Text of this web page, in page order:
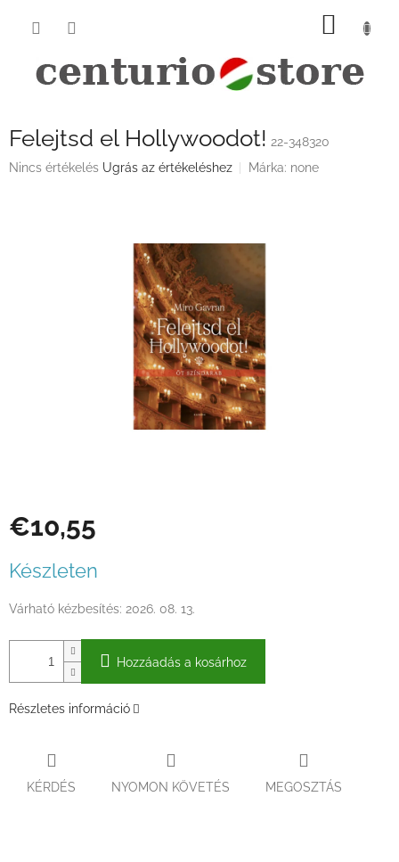
KOSÁR
Felejtsd el Hollywoodot! 22-348320
A
Nincs értékelés Ugrás az értékeléshez Márka: none
€10,55
Készleten
Várható kézbesítés: 2026. 08. 13.
Hozzáadás a kosárhoz
Részletes információ
KÉRDÉS NYOMON KÖVETÉS MEGOSZTÁS